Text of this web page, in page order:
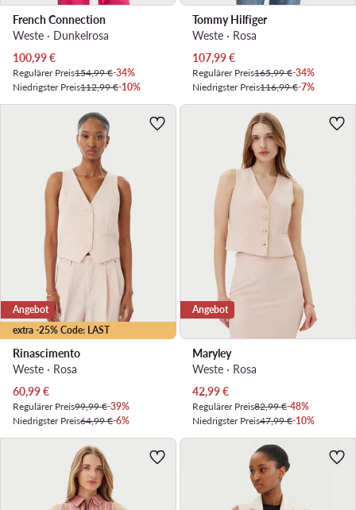
French Connection
Weste · Dunkelrosa
Aktueller Preis
100,99€
Regulärer Preis154,99 €-34%
Niedrigster Preis112,99 €-10%
Tommy Hilfiger
Weste · Rosa
Aktueller Preis
107,99€
Regulärer Preis165,99 €-34%
Niedrigster Preis116,99 €-7%
extra -25% Code: LAST
Angebot
Rinascimento
Weste · Rosa
Aktueller Preis
60,99€
Regulärer Preis99,99 €-39%
Niedrigster Preis64,99 €-6%
Angebot
Maryley
Weste · Rosa
Aktueller Preis
42,99€
Regulärer Preis82,99 €-48%
Niedrigster Preis47,99 €-10%